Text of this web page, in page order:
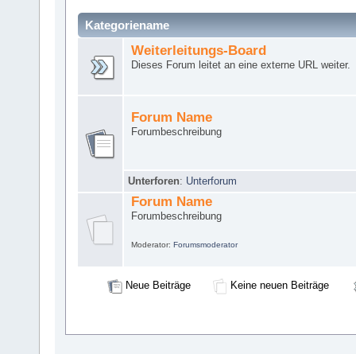
Kategoriename
Weiterleitungs-Board
Dieses Forum leitet an eine externe URL weiter.
Forum Name
Forumbeschreibung
Unterforen: Unterforum
Forum Name
Forumbeschreibung
Moderator: Forumsmoderator
Neue Beiträge Keine neuen Beiträge